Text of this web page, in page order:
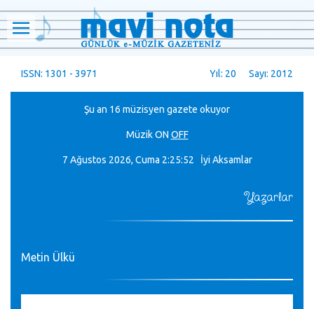
ISSN: 1301 - 3971 Yıl: 20 Sayı: 2012
Şu an 16 müzisyen gazete okuyor
MüzikON OFF
7 Ağustos 2026, Cuma 2:25:52 İyi Aksamlar
Yazarlar
Metin Ülkü